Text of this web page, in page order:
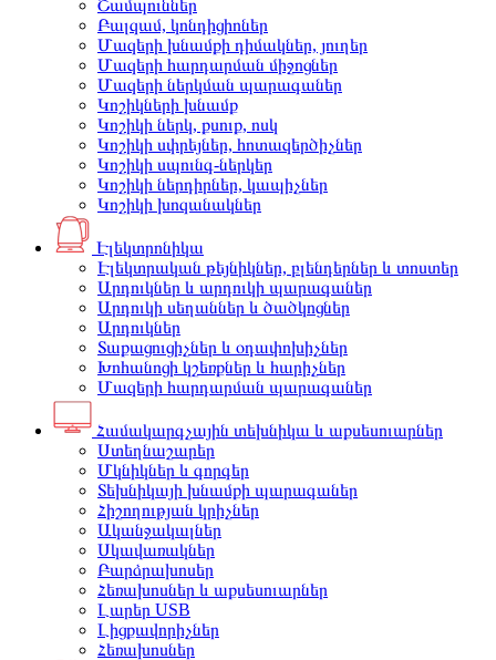
Շամպուններ
Բալզամ, կոնդիցիոներ
Մազերի խնամքի դիմակներ, յուղեր
Մազերի հարդարման միջոցներ
Մազերի ներկման պարագաներ
Կոշիկների խնամք
Կոշիկի ներկ, քսուք, ոսկ
Կոշիկի սփրեյներ, հոտազերծիչներ
Կոշիկի սպունգ-ներկեր
Կոշիկի ներդիրներ, կապիչներ
Կոշիկի խոզանակներ
Էլեկտրոնիկա
Էլեկտրական թեյնիկներ, բլենդերներ և տոստեր
Արդուկներ և արդուկի պարագաներ
Արդուկի սեղաններ և ծածկոցներ
Արդուկներ
Տաքացուցիչներ և օդափոխիչներ
Խոհանոցի կշեռքներ և հարիչներ
Մազերի հարդարման պարագաներ
Համակարգչային տեխնիկա և աքսեսուարներ
Ստեղնաշարեր
Մկնիկներ և գորգեր
Տեխնիկայի խնամքի պարագաներ
Հիշողության կրիչներ
Ականջակալներ
Սկավառակներ
Բարձրախոսեր
Հեռախոսներ և աքսեսուարներ
Լարեր USB
Լիցքավորիչներ
Հեռախոսներ